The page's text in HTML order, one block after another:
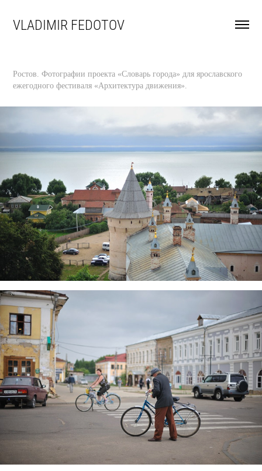
VLADIMIR FEDOTOV
Ростов. Фотографии проекта «Словарь города» для ярославского
ежегодного фестиваля «Архитектура движения».